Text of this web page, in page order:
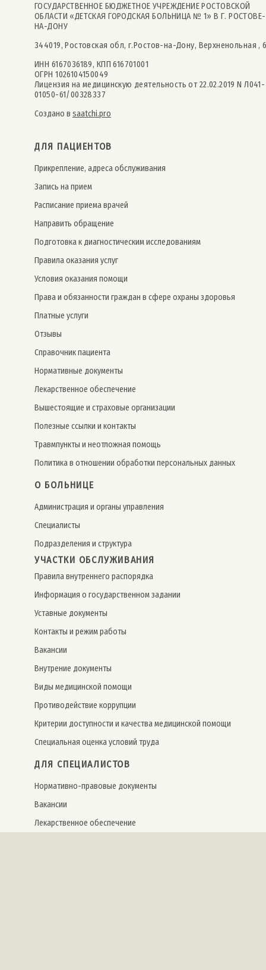
ГОСУДАРСТВЕННОЕ БЮДЖЕТНОЕ УЧРЕЖДЕНИЕ РОСТОВСКОЙ
ОБЛАСТИ «ДЕТСКАЯ ГОРОДСКАЯ БОЛЬНИЦА № 1» В Г. РОСТОВЕ-
НА-ДОНУ
344019, Ростовская обл, г.Ростов-на-Дону, Верхненольная ,
ИНН 6167036189, КПП 616701001
ОГРН 1026104150049
Лицензия на медицинскую деятельность от 22.02.2019 N Л041-
01050-61/00328337
Создано в saatchi.pro
ДЛЯ ПАЦИЕНТОВ
Прикрепление, адреса обслуживания
Запись на прием
Расписание приема врачей
Направить обращение
Подготовка к диагностическим исследованиям
Правила оказания услуг
Условия оказания помощи
Права и обязанности граждан в сфере охраны здоровья
Платные услуги
Отзывы
Справочник пациента
Нормативные документы
Лекарственное обеспечение
Вышестоящие и страховые организации
Полезные ссылки и контакты
Травмпункты и неотложная помощь
Политика в отношении обработки персональных данных
О БОЛЬНИЦЕ
Администрация и органы управления
Специалисты
Подразделения и структура
УЧАСТКИ ОБСЛУЖИВАНИЯ
Правила внутреннего распорядка
Информация о государственном задании
Уставные документы
Контакты и режим работы
Вакансии
Внутрение документы
Виды медицинской помощи
Противодействие коррупции
Критерии доступности и качества медицинской помощи
Специальная оценка условий труда
ДЛЯ СПЕЦИАЛИСТОВ
Нормативно-правовые документы
Вакансии
Лекарственное обеспечение